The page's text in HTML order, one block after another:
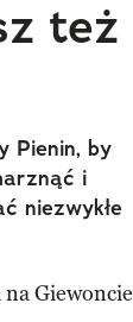
też
Pienin, by
i
niezwykłe